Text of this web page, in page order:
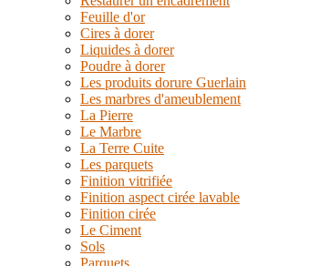
Feuille d'or
Cires à dorer
Liquides à dorer
Poudre à dorer
Les produits dorure Guerlain
Les marbres d'ameublement
La Pierre
Le Marbre
La Terre Cuite
Les parquets
Finition vitrifiée
Finition aspect cirée lavable
Finition cirée
Le Ciment
Sols
Parquets